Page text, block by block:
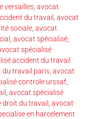
versailles, avocat
du travail , avocat
sociale, avocat
, avocat spécialisé,
spécialisé
accident du travail
du travail paris, avocat
controle urssaf,
, avocat spécialisé
droit du travail , avocat
en harcelement